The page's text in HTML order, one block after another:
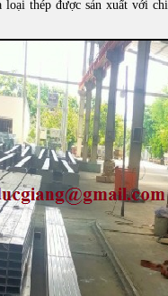
thép được sản xuất với